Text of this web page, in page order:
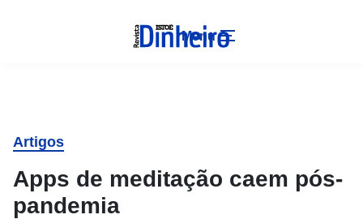
Menu
Artigos
Apps de meditação caem pós-
pandemia